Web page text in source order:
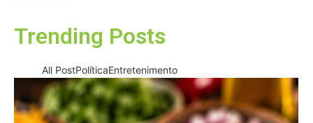
Trending Posts
All PostPolíticaEntretenimento